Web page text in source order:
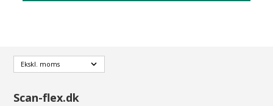
Scan-flex.dk